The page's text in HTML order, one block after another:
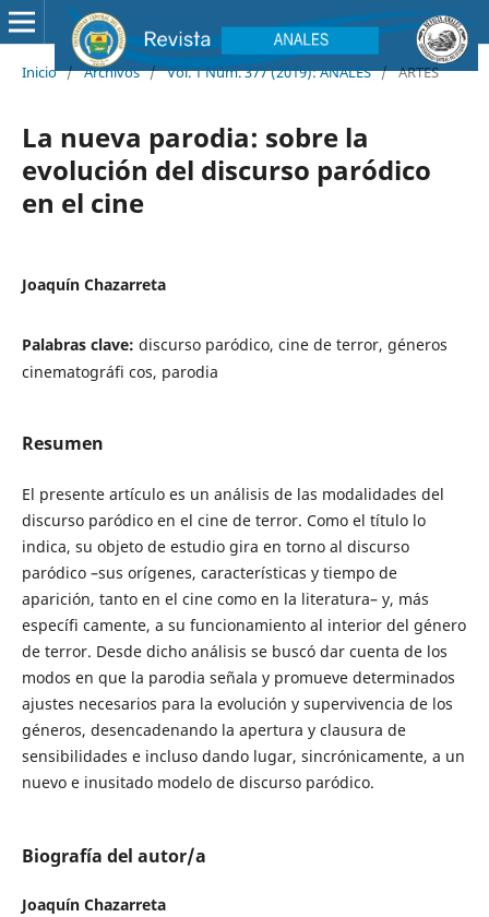
Inicio / Archivos / Vol. 1 Núm. 377 (2019): ANALES / ARTES
La nueva parodia: sobre la
evolución del discurso paródico
en el cine
Joaquín Chazarreta
Palabras clave: discurso paródico, cine de terror, géneros
cinematográfi cos, parodia
Resumen
El presente artículo es un análisis de las modalidades del
discurso paródico en el cine de terror. Como el título lo
indica, su objeto de estudio gira en torno al discurso
paródico –sus orígenes, características y tiempo de
aparición, tanto en el cine como en la literatura– y, más
específi camente, a su funcionamiento al interior del género
de terror. Desde dicho análisis se buscó dar cuenta de los
modos en que la parodia señala y promueve determinados
ajustes necesarios para la evolución y supervivencia de los
géneros, desencadenando la apertura y clausura de
sensibilidades e incluso dando lugar, sincrónicamente, a un
nuevo e inusitado modelo de discurso paródico.
Biografía del autor/a
Joaquín Chazarreta